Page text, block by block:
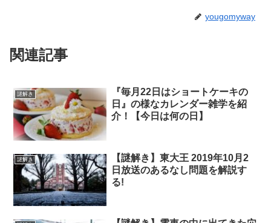
yougomyway
関連記事
謎解き
『毎月22日はショートケーキの
日』の様なカレンダー雑学を紹
介！【今日は何の日】
謎解き
【謎解き】東大王 2019年10月2
日放送のあるなし問題を解説す
る!